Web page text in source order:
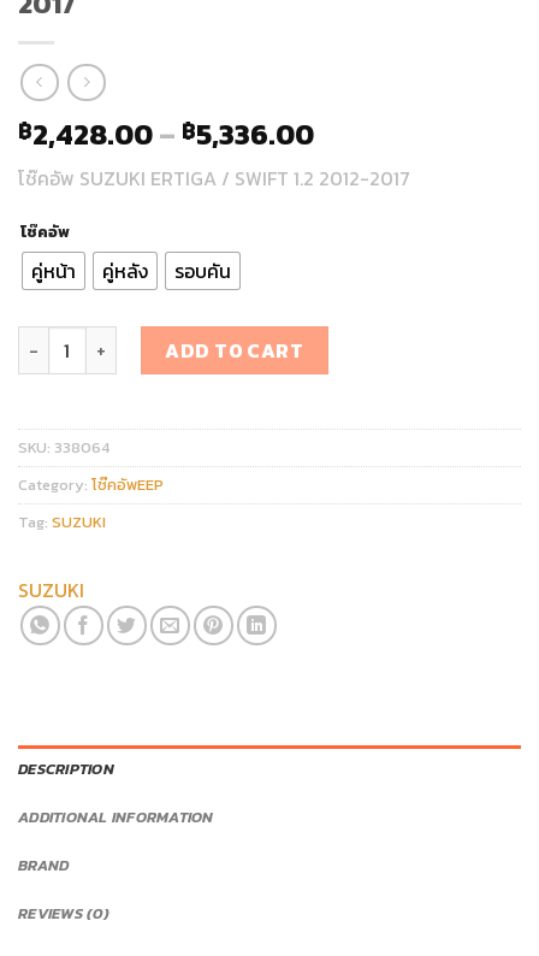
฿2,428.00– ฿5,336.00
โช๊คอัพ SUZUKI ERTIGA / SWIFT 1.2 2012-2017
โช๊คอัพ
คู่หน้า คู่หลัง รอบคัน
โช๊คอัพ SUZUKI ERTIGA / SWIFT 1.2 2012-2017 quantity
ADD TO CART
SKU: 338064
Category: โช๊คอัพEEP
Tag: SUZUKI
SUZUKI
DESCRIPTION
ADDITIONAL INFORMATION
BRAND
REVIEWS (0)